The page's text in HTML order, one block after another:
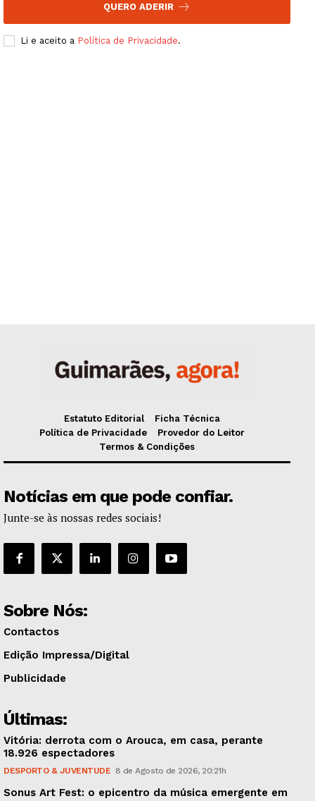
QUERO ADERIR
Li e aceito a Política de Privacidade.
Estatuto Editorial
Ficha Técnica
Política de Privacidade
Provedor do Leitor
Termos & Condições
Notícias em que pode confiar.
Junte-se às nossas redes sociais!
Sobre Nós:
Contactos
Edição Impressa/Digital
Publicidade
Últimas:
Vitória: derrota com o Arouca, em casa, perante
18.926 espectadores
DESPORTO & JUVENTUDE 8 de Agosto de 2026, 20:21h
Sonus Art Fest: o epicentro da música emergente em